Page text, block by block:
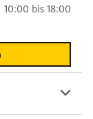
10:00 bis 18:00